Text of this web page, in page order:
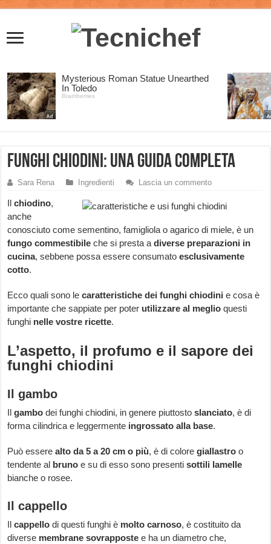
Funghi chiodini: una guida completa
Sara Rena Ingredienti Lascia un commento
Ilchiodino,
anche
conosciuto come sementino, famigliola o agarico di miele, è un
fungo commestibile che si presta adiverse preparazioni in
cucina, sebbene possa essere consumatoesclusivamente
cotto.
Ecco quali sono lecaratteristiche dei funghi chiodini e cosa è
importante che sappiate per poter utilizzare al meglio questi
funghi nelle vostre ricette.
L’aspetto, il profumo e il sapore dei
funghi chiodini
Il gambo
Ilgambo dei funghi chiodini, in genere piuttostoslanciato, è di
forma cilindrica e leggermente ingrossato alla base.
Può esserealto da 5 a 20 cm o più, è di coloregiallastro o
tendente al bruno e su di esso sono presentisottili lamelle
bianche o rosee.
Il cappello
Ilcappello di questi funghi è molto carnoso, è costituito da
diverse membrane sovrapposte e ha un diametro che,